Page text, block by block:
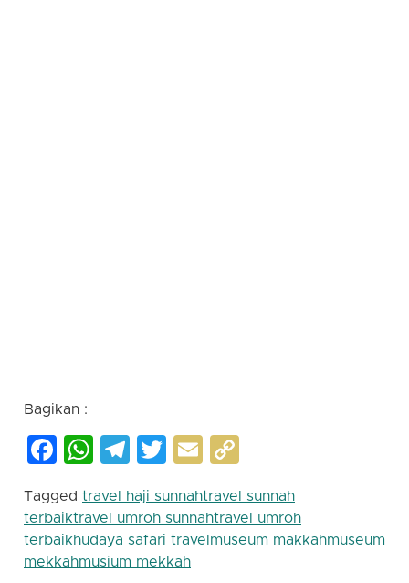
Bagikan :
Facebook
WhatsApp
Telegram
Twitter
Email
Tagged travel haji sunnahtravel sunnah
terbaiktravel umroh sunnahtravel umroh
terbaikhudaya safari travel museum makkahmuseum
mekkahmusium mekkah